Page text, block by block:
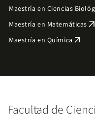
Maestría en Ciencias
Maestría en Matemáticas arrow_outward
Maestría en Química arrow_outward
Facultad de